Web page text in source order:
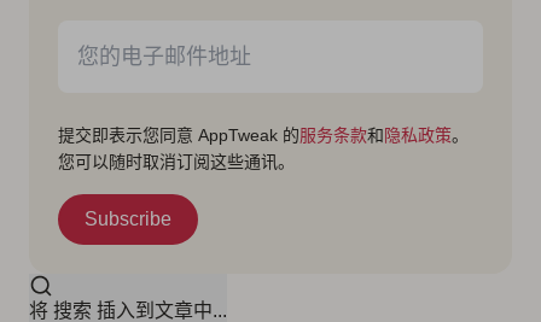
提交即表示您同意 AppTweak 的服务条款和隐私政策。
您可以随时取消订阅这些通讯。
将 搜索 插入到文章中...